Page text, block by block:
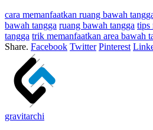
cara memanfaatkan ruang bawah
bawah tangga ruang bawah tangga tips
tangga trik memanfaatkan area bawah
Share. Facebook Twitter Pinterest
gravitarchi